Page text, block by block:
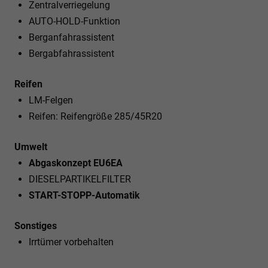
Zentralverriegelung
AUTO-HOLD-Funktion
Berganfahrassistent
Bergabfahrassistent
Reifen
LM-Felgen
Reifen: Reifengröße 285/45R20
Umwelt
Abgaskonzept EU6EA
DIESELPARTIKELFILTER
START-STOPP-Automatik
Sonstiges
Irrtümer vorbehalten